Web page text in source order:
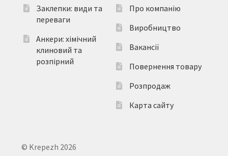
Заклепки: види та
переваги
Анкери: хімічний
клиновий та
розпірний
Про компанію
Виробництво
Вакансії
Повернення товару
Розпродаж
Карта сайту
© Krepezh 2026